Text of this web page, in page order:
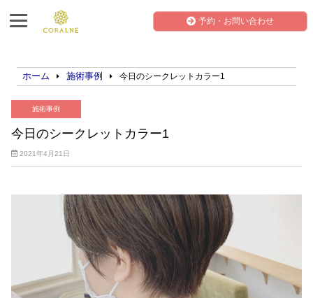
予約・お問い合わせ
ホーム 施術事例 今日のシークレットカラー1
施術事例
今日のシークレットカラー1
2021年4月21日